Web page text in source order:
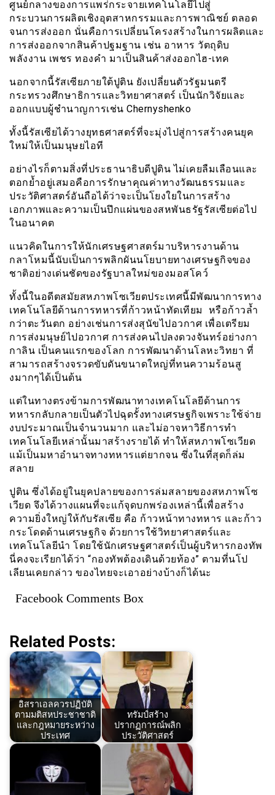
ศูนย์กลางของการแพร่กระจายเทคโนโลยีไปสู่
กระบวนการผลิตเชิงอุตสาหกรรมและการพาณิชย์ ตลอด
จนการส่งออก นั่นคือการเปลี่ยนโครงสร้างในการผลิตและ
การส่งออกจากสินค้าปฐมฐาน เช่น อาหาร วัตถุดิบ
พลังงาน เพชร ทองคำ มาเป็นสินค้าส่งออกไฮ-เทค
นอกจากนี้รัสเซียภายใต้ปูติน ยังเปลี่ยนตัวรัฐมนตรี
กระทรวงศึกษาธิการและวิทยาศาสตร์ เป็นนักวิจัยและ
ออกแบบผู้ชำนาญการเช่น Chernyshenko
ทั้งนี้รัสเซียได้วางยุทธศาสตร์ที่จะมุ่งไปสู่การสร้างคนยุค
ใหม่ให้เป็นมนุษยไอที
อย่างไรก็ตามสิ่งที่ประธานาธิบดีปูติน ไม่เคยลืมเลือนและ
ตอกย้ำอยู่เสมอคือการรักษาคุณค่าทางวัฒนธรรมและ
ประวัติศาสตร์อันถือได้ว่าจะเป็นโยงใยในการสร้าง
เอกภาพและความเป็นปึกแผ่นของสหพันธรัฐรัสเซียต่อไป
ในอนาคต
แนวคิดในการให้นักเศรษฐศาสตร์มาบริหารงานด้าน
กลาโหมนี้นับเป็นการพลิกผันนโยบายทางเศรษฐกิจของ
ชาติอย่างเด่นชัดของรัฐบาลใหม่ของมอสโคว์
ทั้งนี้ในอดีตสมัยสหภาพโซเวียตประเทศนี้มีพัฒนาการทาง
เทคโนโลยีด้านการทหารที่ก้าวหน้าทัดเทียม หรือก้าวล้ำ
กว่าตะวันตก อย่างเช่นการส่งสุนัขไปอวกาศ เพื่อเตรียม
การส่งมนุษย์ไปอวกาศ การส่งคนไปลงดวงจันทร์อย่างกา
กาลิน เป็นคนแรกของโลก การพัฒนาด้านโลหะวิทยา ที่
สามารถสร้างจรวดขับดันขนาดใหญ่ที่ทนความร้อนสู
งมากๆได้เป็นต้น
แต่ในทางตรงข้ามการพัฒนาทางเทคโนโลยีด้านการ
ทหารกลับกลายเป็นตัวไปฉุดรั้งทางเศรษฐกิจเพราะใช้จ่าย
งบประมาณเป็นจำนวนมาก และไม่อาจหาวิธีการทำ
เทคโนโลยีเหล่านั้นมาสร้างรายได้ ทำให้สหภาพโซเวียด
แม้เป็นมหาอำนาจทางทหารแต่ยากจน ซึ่งในที่สุดก็ล่ม
สลาย
ปูติน ซึ่งได้อยู่ในยุคปลายของการล่มสลายของสหภาพโซ
เวียด จึงได้วางแผนที่จะแก้จุดบกพร่องเหล่านี้เพื่อสร้าง
ความยิ่งใหญ่ให้กับรัสเซีย คือ ก้าวหน้าทางทหาร และก้าว
กระโดดด้านเศรษฐกิจ ด้วยการใช้วิทยาศาสตร์และ
เทคโนโลยีนำ โดยใช้นักเศรษฐศาสตร์เป็นผู้บริหารกองทัพ
นี่คงจะเรียกได้ว่า “กองทัพต้องเดินด้วยท้อง” ตามที่นโป
เลียนเคยกล่าว ของไทยจะเอาอย่างบ้างก็ได้นะ
Facebook Comments Box
Related Posts:
อิสราเอลควรปฏิบัติ
ตามมติสหประชาชาติ
และกฎหมายระหว่าง
ประเทศ
ทรัมป์สร้าง
ปรากฏการณ์พลิก
ประวัติศาสตร์